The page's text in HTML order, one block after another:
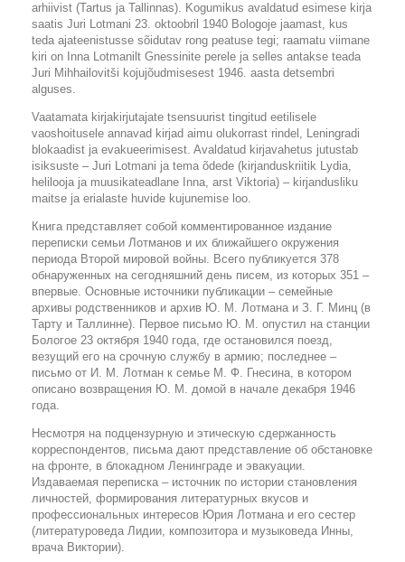
arhiivist (Tartus ja Tallinnas). Kogumikus avaldatud esimese kirja
saatis Juri Lotmani 23. oktoobril 1940 Bologoje jaamast, kus
teda ajateenistusse sõidutav rong peatuse tegi; raamatu viimane
kiri on Inna Lotmanilt Gnessinite perele ja selles antakse teada
Juri Mihhailovitši kojujõudmisesest 1946. aasta detsembri
alguses.
Vaatamata kirjakirjutajate tsensuurist tingitud eetilisele
vaoshoitusele annavad kirjad aimu olukorrast rindel, Leningradi
blokaadist ja evakueerimisest. Avaldatud kirjavahetus jutustab
isiksuste – Juri Lotmani ja tema õdede (kirjanduskriitik Lydia,
helilooja ja muusikateadlane Inna, arst Viktoria) – kirjandusliku
maitse ja erialaste huvide kujunemise loo.
Книга представляет собой комментированное издание
переписки семьи Лотманов и их ближайшего окружения
периода Второй мировой войны. Всего публикуется 378
обнаруженных на сегодняшний день писем, из которых 351 –
впервые. Основные источники публикации – cемейные
архивы родственников и архив Ю. М. Лотмана и З. Г. Минц (в
Тарту и Таллинне). Первое письмо Ю. М. опустил на станции
Бологое 23 октября 1940 года, где остановился поезд,
везущий его на срочную службу в армию; последнее –
письмо от И. М. Лотман к семье М. Ф. Гнесина, в котором
описано возвращения Ю. М. домой в начале декабря 1946
года.
Несмотря на подцензурную и этическую сдержанность
корреспондентов, письма дают представление об обстановке
на фронте, в блокадном Ленинграде и эвакуации.
Издаваемая переписка – источник по истории становления
личностей, формирования литературных вкусов и
профессиональных интересов Юрия Лотмана и его сестер
(литературоведа Лидии, композитора и музыковеда Инны,
врача Виктории).